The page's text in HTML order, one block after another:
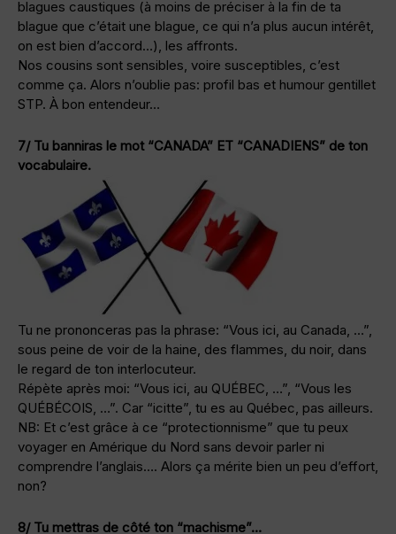
blagues caustiques (à moins de préciser à la fin de ta
blague que c’était une blague, ce qui n’a plus aucun intérêt,
on est bien d’accord…), les affronts.
Nos cousins sont sensibles, voire susceptibles, c’est
comme ça. Alors n’oublie pas: profil bas et humour gentillet
STP. À bon entendeur…
7/ Tu banniras le mot “CANADA” ET “CANADIENS” de ton
vocabulaire.
Tu ne prononceras pas la phrase: “Vous ici, au Canada, …”,
sous peine de voir de la haine, des flammes, du noir, dans
le regard de ton interlocuteur.
Répète après moi: “Vous ici, au QUÉBEC, …”, “Vous les
QUÉBÉCOIS, …”. Car “icitte”, tu es au Québec, pas ailleurs.
NB: Et c’est grâce à ce “protectionnisme” que tu peux
voyager en Amérique du Nord sans devoir parler ni
comprendre l’anglais…. Alors ça mérite bien un peu d’effort,
non?
8/ Tu mettras de côté ton “machisme”…